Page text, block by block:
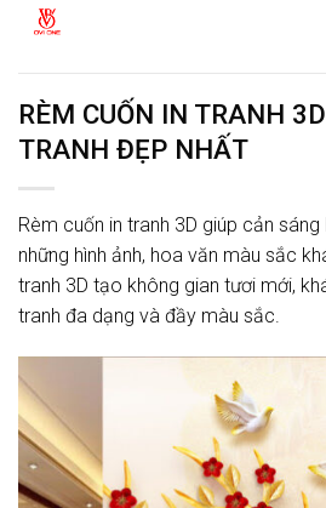
content
RÈM CUỐN IN TRANH
TRANH ĐẸP NHẤT
Rèm cuốn in tranh 3D giúp cản
những hình ảnh, hoa văn màu sắc
tranh 3D tạo không gian tươi mới,
tranh đa dạng và đầy màu sắc.